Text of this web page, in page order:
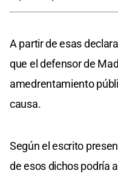
A partir de esas
que el defensor de
amedrentamiento
causa.
Según el escrito
de esos dichos podría